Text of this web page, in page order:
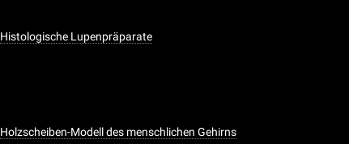
Histologische Lupenpräparate
Holzscheiben-Modell des menschlichen Gehirns